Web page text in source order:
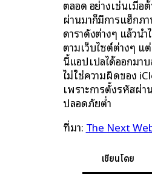
ตลอด อย่างเช่นเมื่อ
ผ่านมาก็มีการแฮ็กภ
ดาราดังต่างๆ แล้วน
ตามเว็บไซต์ต่างๆ แ
นี้แอปเปิลได้ออกมาบ
ไม่ใช่ความผิดของ
เพราะการตั้งรหัสผ่
ปลอดภัยต่ำ
ที่มา: The Next
เขียนโดย